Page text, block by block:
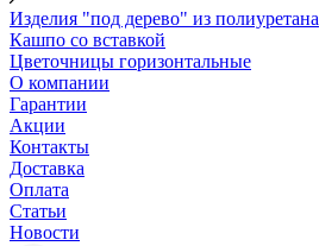
Изделия "под дерево" из полиуретана
Кашпо со вставкой
Цветочницы горизонтальные
О компании
Гарантии
Акции
Контакты
Доставка
Оплата
Статьи
Новости